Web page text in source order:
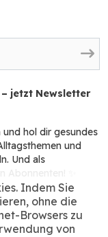
Indem Sie
ohne die
Browsers zu
von
– jetzt Newsletter
hol dir gesundes
und
Und als